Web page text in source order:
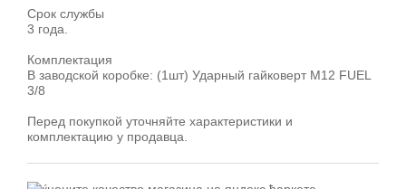
Срок службы
3 года.
Комплектация
В заводской коробке: (1шт) Ударный гайковерт M12 FUEL
3/8
Перед покупкой уточняйте характеристики и
комплектацию у продавца.